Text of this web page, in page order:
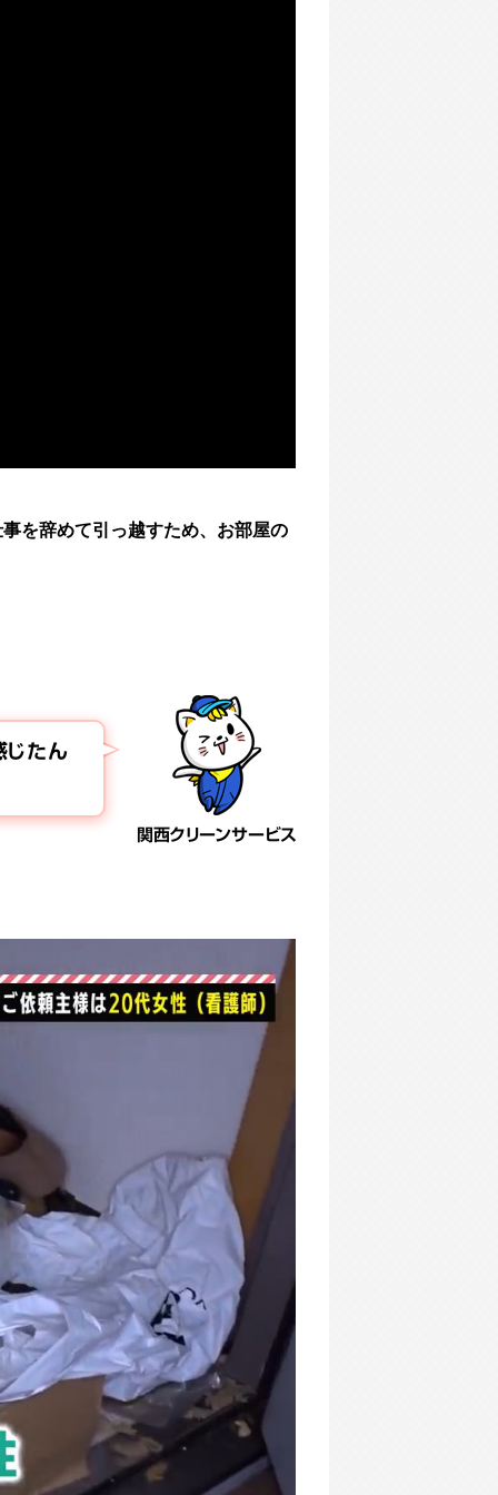
を辞めて引っ越すため、お部屋の
関西クリーンサービス
じたん